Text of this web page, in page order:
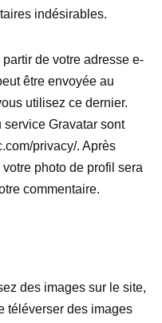
indésirables.
de votre adresse e-
être envoyée au
utilisez ce dernier.
Gravatar sont
privacy/. Après
photo de profil sera
commentaire.
des images sur le site,
téléverser des images